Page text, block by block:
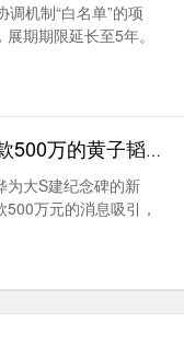
机制“白名单”的项
期期限延长至5年。
挂，人品没问题_清徐_灾区_感情
为大S建纪念碑的新
万元的消息吸引，